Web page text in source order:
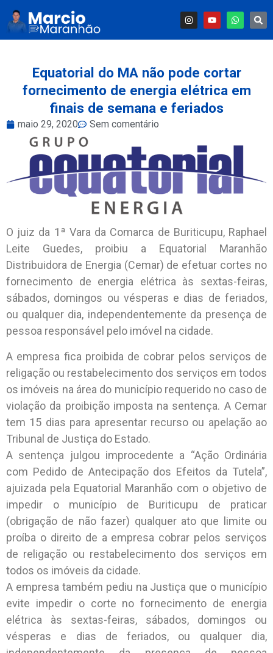
Equatorial do MA não pode cortar
fornecimento de energia elétrica em
finais de semana e feriados
maio 29, 2020 Sem comentário
O juiz da 1ª Vara da Comarca de Buriticupu, Raphael
Leite Guedes, proibiu a Equatorial Maranhão
Distribuidora de Energia (Cemar) de efetuar cortes no
fornecimento de energia elétrica às sextas-feiras,
sábados, domingos ou vésperas e dias de feriados,
ou qualquer dia, independentemente da presença de
pessoa responsável pelo imóvel na cidade.
A empresa fica proibida de cobrar pelos serviços de
religação ou restabelecimento dos serviços em todos
os imóveis na área do município requerido no caso de
violação da proibição imposta na sentença. A Cemar
tem 15 dias para apresentar recurso ou apelação ao
Tribunal de Justiça do Estado.
A sentença julgou improcedente a “Ação Ordinária
com Pedido de Antecipação dos Efeitos da Tutela”,
ajuizada pela Equatorial Maranhão com o objetivo de
impedir o município de Buriticupu de praticar
(obrigação de não fazer) qualquer ato que limite ou
proíba o direito de a empresa cobrar pelos serviços
de religação ou restabelecimento dos serviços em
todos os imóveis da cidade.
A empresa também pediu na Justiça que o município
evite impedir o corte no fornecimento de energia
elétrica às sextas-feiras, sábados, domingos ou
vésperas e dias de feriados, ou qualquer dia,